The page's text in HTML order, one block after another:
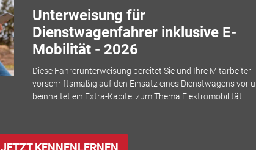
Unterweisung für
Dienstwagenfahrer inklusive E-
Mobilität - 2026
Diese Fahrerunterweisung bereitet Sie und Ihre Mitarbeiter
vorschriftsmäßig auf den Einsatz eines Dienstwagens vor
beinhaltet ein Extra-Kapitel zum Thema Elektromobilität.